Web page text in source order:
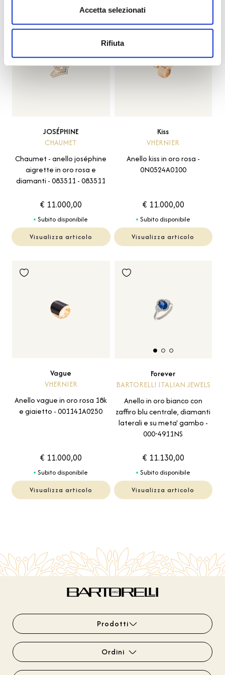
Accetta selezionati
Rifiuta
JOSÉPHINE
CHAUMET
Chaumet - anello joséphine
aigrette in oro rosa e
diamanti - 083511 - 083511
€ 11.000,00
Subito disponibile
Visualizza articolo
Kiss
VHERNIER
Anello kiss in oro rosa -
0N0524A0100
€ 11.000,00
Subito disponibile
Visualizza articolo
Vague
VHERNIER
Anello vague in oro rosa 18k
e giaietto - 001141A0250
€ 11.000,00
Subito disponibile
Visualizza articolo
Forever
BARTORELLI ITALIAN JEWELS
Anello in oro bianco con
zaffiro blu centrale, diamanti
laterali e su meta' gambo -
000-4911NS
€ 11.130,00
Subito disponibile
Visualizza articolo
Prodotti
Ordini